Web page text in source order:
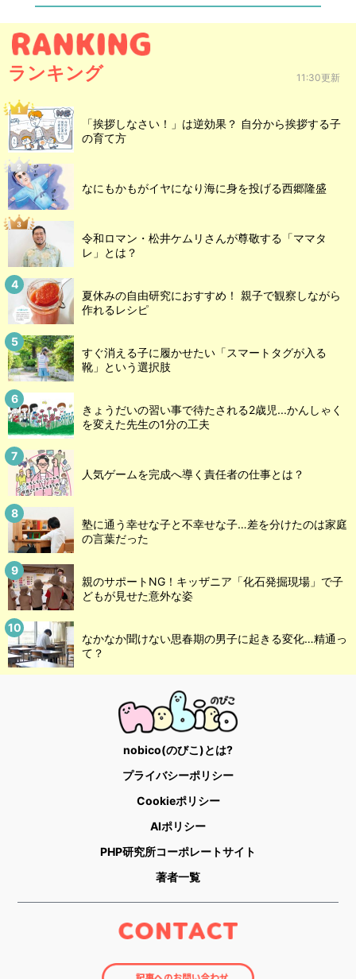
ランキング 11:30更新
「挨拶しなさい！」は逆効果？ 自分から挨拶する子
の育て方
なにもかもがイヤになり海に身を投げる西郷隆盛
令和ロマン・松井ケムリさんが尊敬する「ママタ
レ」とは？
夏休みの自由研究におすすめ！ 親子で観察しながら
作れるレシピ
すぐ消える子に履かせたい「スマートタグが入る
靴」という選択肢
きょうだいの習い事で待たされる2歳児...かんしゃく
を変えた先生の1分の工夫
人気ゲームを完成へ導く責任者の仕事とは？
塾に通う幸せな子と不幸せな子…差を分けたのは家庭
の言葉だった
親のサポートNG！キッザニア「化石発掘現場」で子
どもが見せた意外な姿
なかなか聞けない思春期の男子に起きる変化…精通っ
て？
nobico(のびこ)とは?
プライバシーポリシー
Cookieポリシー
AIポリシー
PHP研究所コーポレートサイト
著者一覧